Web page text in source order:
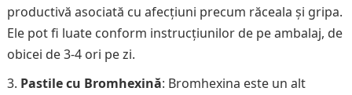
productivă asociată cu afecțiuni precum răceala și gripa.
Ele pot fi luate conform instrucțiunilor de pe ambalaj, de
obicei de 3-4 ori pe zi.
Pastile cu Bromhexină: Bromhexina este un alt